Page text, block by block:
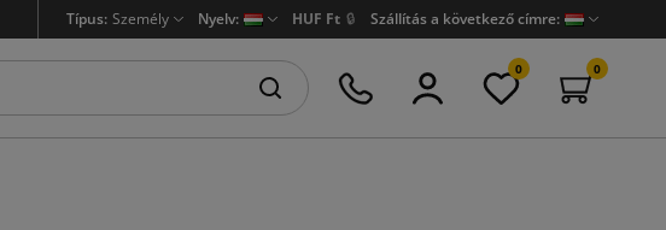
Típus: Személy Nyelv: HUF Ft 🔒 Szállítás a következő címre:
0 0